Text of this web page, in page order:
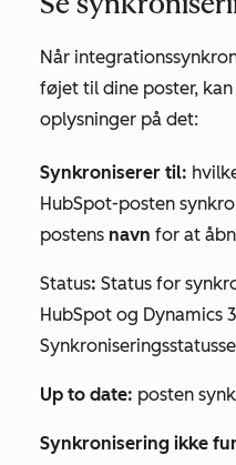
Når
føjet til dine poster,
oplysninger på det:
Synkroniserer til:
HubSpot-posten
postens navn for at
Status: Status for
HubSpot og Dynamics
Up to date: posten
Synkronisering ikke